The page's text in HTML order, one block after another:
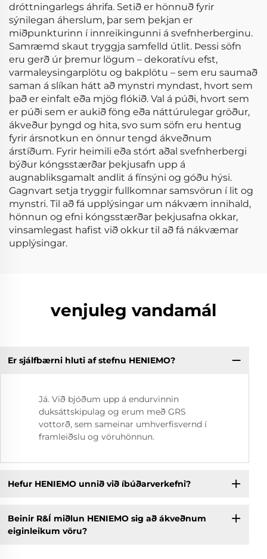
dróttningarlegs áhrifa. Setið er hönnuð fyrir
sýnilegan áherslum, þar sem þekjan er
miðpunkturinn í innreikingunni á svefnherberginu.
Samræmd skaut tryggja samfelld útlit. Þessi söfn
eru gerð úr þremur lögum – dekoratívu efst,
varmaleysingarplötu og bakplötu – sem eru saumað
saman á slíkan hátt að mynstri myndast, hvort sem
það er einfalt eða mjög flókið. Val á púði, hvort sem
er púði sem er aukið föng eða náttúrulegar gröður,
ákveður þyngd og hita, svo sum söfn eru hentug
fyrir ársnotkun en önnur tengd ákveðnum
árstíðum. Fyrir heimili eða stórt aðal svefnherbergi
býður kóngsstærðar þekjusafn upp á
augnabliksgamalt andlit á fínsýni og góðu hýsi.
Gagnvart setja tryggir fullkomnar samsvörun í lit og
mynstri. Til að fá upplýsingar um nákvæm innihald,
hönnun og efni kóngsstærðar þekjusafna okkar,
vinsamlegast hafist við okkur til að fá nákvæmar
upplýsingar.
venjuleg vandamál
Er sjálfbærni hluti af stefnu HENIEMO?
Já. Við bjóðum upp á endurvinnin
duksáttskipulag og erum með GRS
vottorð, sem sameinar umhverfisvernd í
framleiðslu og vöruhönnun.
Hefur HENIEMO unnið við íbúðarverkefni?
Beinir R&Í miðlun HENIEMO sig að ákveðnum
eiginleikum vöru?